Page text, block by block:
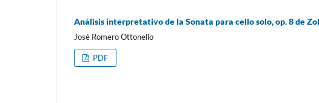
Análisis interpretativo de la Sonata para cello solo, op. 8 de
José Romero Ottonello
PDF